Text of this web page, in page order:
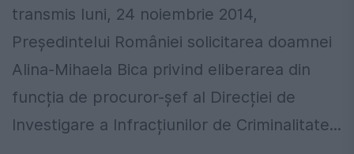
transmis luni, 24 noiembrie 2014,
Președintelui României solicitarea doamnei
Alina-Mihaela Bica privind eliberarea din
funcția de procuror-șef al Direcției de
Investigare a Infracțiunilor de Criminalitate...